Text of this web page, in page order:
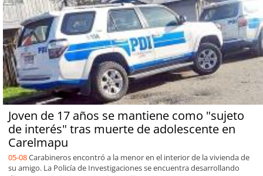
Joven de 17 años se mantiene como "sujeto
de interés" tras muerte de adolescente en
Carelmapu
05-08Carabineros encontró a la menor en el interior de la vivienda de
su amigo. La Policía de Investigaciones se encuentra desarrollando